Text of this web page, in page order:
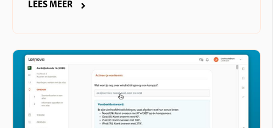
LEES MEER